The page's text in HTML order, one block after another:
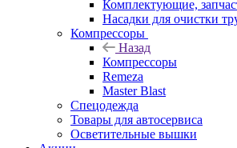
Комплектующие,
Насадки для очистки
Компрессоры
Назад
Компрессоры
Remeza
Master Blast
Спецодежда
Товары для автосервиса
Осветительные вышки